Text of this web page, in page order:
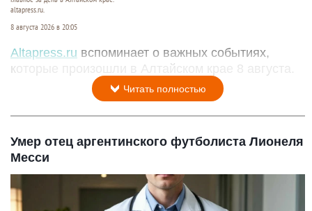
altapress.ru.
8 августа 2026 в 20:05
Altapress.ru вспоминает о важных событиях,
которые произошли в Алтайском крае 8 августа.
Читать полностью
Умер отец аргентинского футболиста Лионеля
Месси